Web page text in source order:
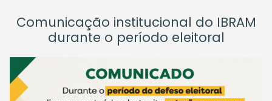
Comunicação institucional do IBRAM
durante o período eleitoral